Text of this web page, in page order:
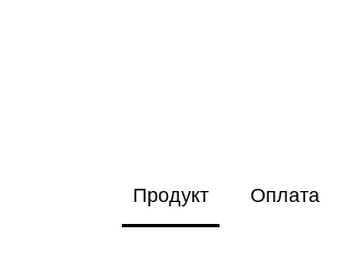
Продукт Оплата